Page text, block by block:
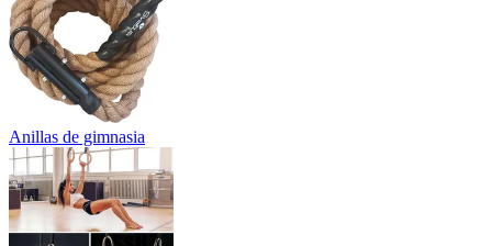
Anillas de gimnasia